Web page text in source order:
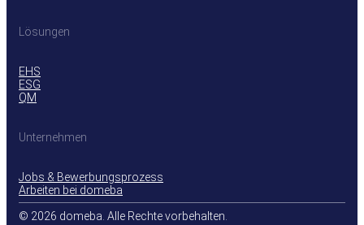
Lösungen
EHS
ESG
QM
Unternehmen
Jobs & Bewerbungsprozess
Arbeiten bei domeba
© 2026 domeba. Alle Rechte vorbehalten.